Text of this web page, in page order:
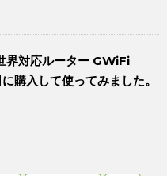
界対応ルーター GWiFi
購入して使ってみました。